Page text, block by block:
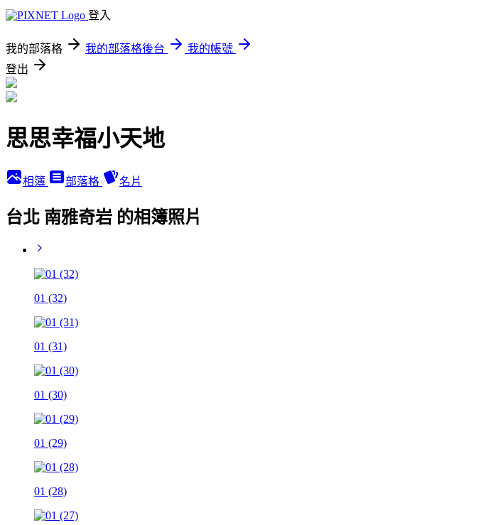
登入
我的部落格 我的部落格後台
我的帳號
登出
思思幸福小天地
相簿 部落格 名片
台北 南雅奇岩 的相簿照片
01 (32)
01 (31)
01 (30)
01 (29)
01 (28)